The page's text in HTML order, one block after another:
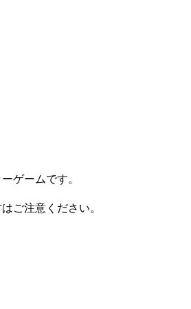
ゲームです。
ご注意ください。